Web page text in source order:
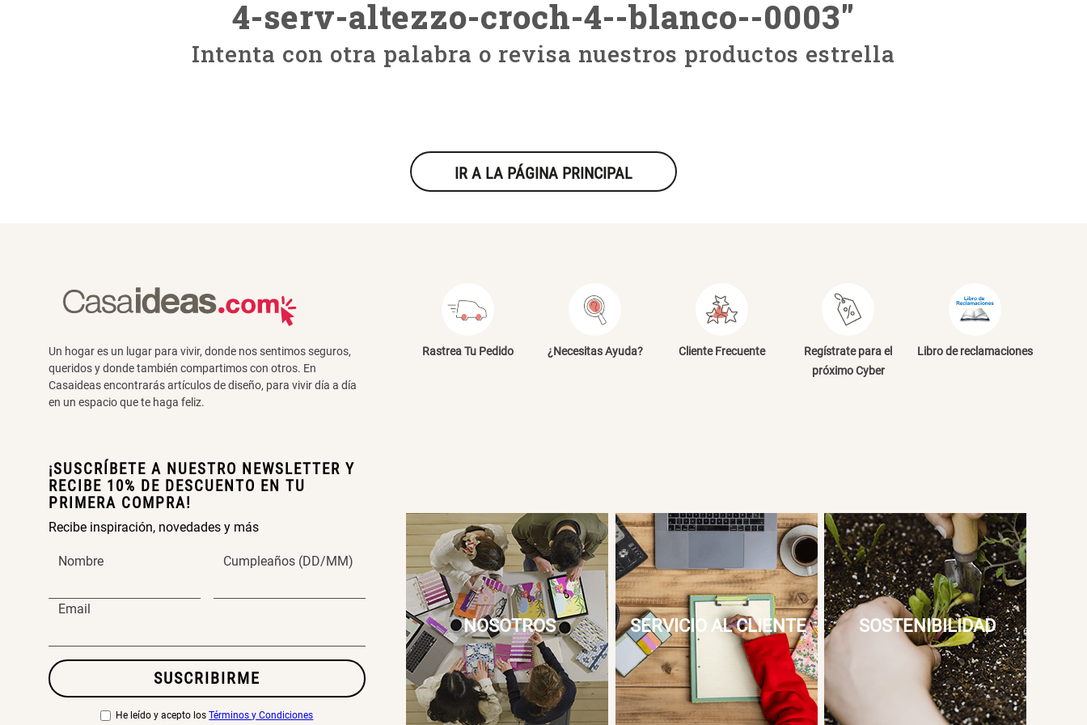
4-serv-altezzo-croch-4--blanco--0003"
Intenta con otra palabra o revisa nuestros productos estrella
IR A LA PÁGINA PRINCIPAL
Un hogar es un lugar para vivir, donde nos sentimos seguros,
queridos y donde también compartimos con otros. En
Casaideas encontrarás artículos de diseño, para vivir día a día
en un espacio que te haga feliz.
¡SUSCRÍBETE A NUESTRO NEWSLETTER Y
RECIBE 10% DE DESCUENTO EN TU
PRIMERA COMPRA!
Recibe inspiración, novedades y más
Nombre Cumpleaños (DD/MM)
Email
SUSCRIBIRME
He leído y acepto los Términos y Condiciones
Rastrea Tu Pedido ¿Necesitas Ayuda? Cliente Frecuente
Regístrate para el
próximo Cyber
Libro de reclamaciones
NOSOTROS SERVICIO AL CLIENTE SOSTENIBILIDAD